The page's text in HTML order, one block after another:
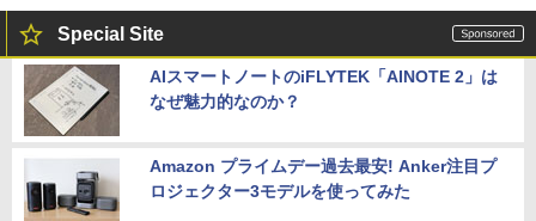
Special Site
AIスマートノートのiFLYTEK「AINOTE 2」は
なぜ魅力的なのか？
Amazon プライムデー過去最安! Anker注目プ
ロジェクター3モデルを使ってみた